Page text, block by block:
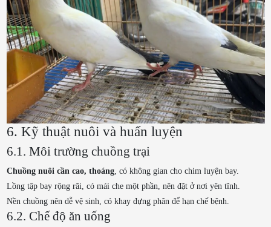
6. Kỹ thuật nuôi và huấn luyện
6.1. Môi trường chuồng trại
Chuồng nuôi cần cao, thoáng, có không gian cho chim luyện bay.
Lồng tập bay rộng rãi, có mái che một phần, nên đặt ở nơi yên tĩnh.
Nền chuồng nên dễ vệ sinh, có khay đựng phân để hạn chế bệnh.
6.2. Chế độ ăn uống